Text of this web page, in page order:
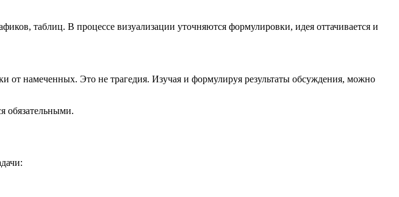
таблиц. В процессе визуализации уточняются формулировки, идея оттачивается и
от намеченных. Это не трагедия. Изучая и формулируя результаты обсуждения, можно
обязательными.